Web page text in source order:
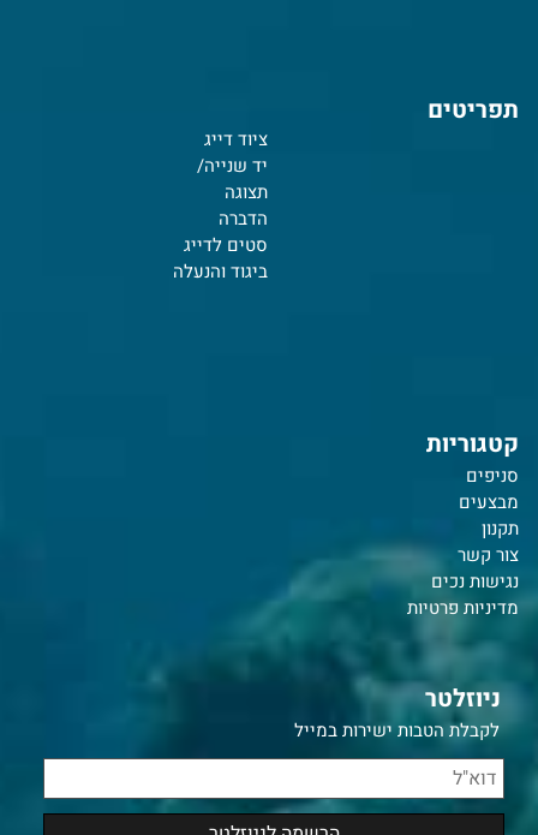
תפריטים
ציוד דייג
יד שנייה/
תצוגה
הדברה
סטים לדייג
ביגוד והנעלה
קטגוריות
סניפים
מבצעים
תקנון
צור קשר
נגישות נכים
מדיניות פרטיות
ניוזלטר
לקבלת הטבות ישירות במייל